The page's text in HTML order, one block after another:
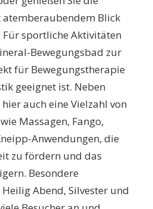
Blick
sportliche Aktivitäten
Bewegungsbad zur
für Bewegungstherapie
geeignet ist. Neben
auch eine Vielzahl von
Massagen, Fango,
Anwendungen, die
zu fördern und das
Besondere
Abend, Silvester und